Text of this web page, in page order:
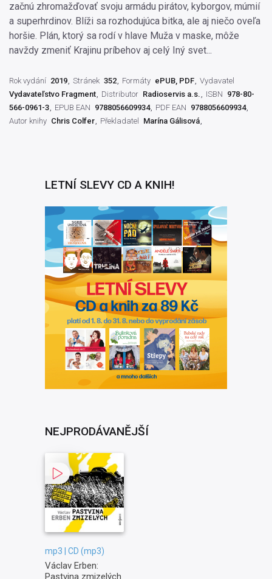
začnú zhromažďovať svoju armádu pirátov, kyborgov, múmií
a superhrdinov. Blíži sa rozhodujúca bitka, ale aj niečo oveľa
horšie. Plán, ktorý sa rodí v hlave Muža v maske, môže
navždy zmeniť Krajinu príbehov aj celý Iný svet...
Rok vydání 2019 Stránek 352 Formáty ePUB, PDF Vydavatel
Vydavateľstvo Fragment
Distributor Radioservis a.s. ISBN 978-80-
566-0961-3
EPUB EAN 9788056609934 PDF EAN 9788056609934
Autor knihy Chris Colfer Překladatel Marína Gálisová
LETNÍ SLEVY CD A KNIH!
NEJPRODÁVANĚJŠÍ
mp3 | CD (mp3)
Václav Erben:
Pastvina zmizelých